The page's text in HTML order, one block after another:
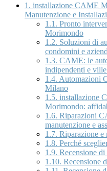
1. installazione CAME
Manutenzione e
1.1. Pronto
Morimondo
1.2. Soluzioni di
condomini e
1.3. CAME: le
indipendenti e
1.4. Automazioni
Milano
1.5. installazione
Morimondo:
1.6. Riparazioni
manutenzione e
1.7. Riparazione
1.8. Perché
1.9. Recensione
1.10. Recensione